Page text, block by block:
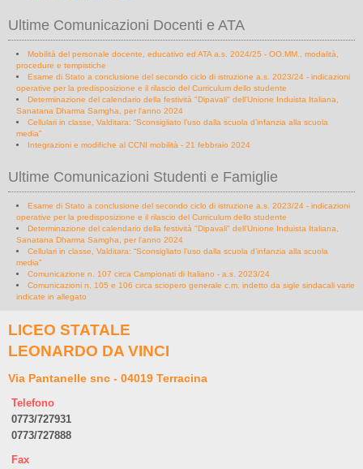
Ultime Comunicazioni Docenti e ATA
Mobilità del personale docente, educativo ed ATA a.s. 2024/25 - OO.MM., modalità,
procedure e tempistiche
Esame di Stato a conclusione del secondo ciclo di istruzione a.s. 2023/24 - indicazioni
operative per la predisposizione e il rilascio del Curriculum dello studente
Determinazione del calendario della festività "Dipavali" dell'Unione Induista Italiana,
Sanatana Dharma Samgha, per l'anno 2024
Cellulari in classe, Valditara: “Sconsigliato l’uso dalla scuola d’infanzia alla scuola
media”
Integrazioni e modifiche al CCNI mobilità - 21 febbraio 2024
Ultime Comunicazioni Studenti e Famiglie
Esame di Stato a conclusione del secondo ciclo di istruzione a.s. 2023/24 - indicazioni
operative per la predisposizione e il rilascio del Curriculum dello studente
Determinazione del calendario della festività "Dipavali" dell'Unione Induista Italiana,
Sanatana Dharma Samgha, per l'anno 2024
Cellulari in classe, Valditara: “Sconsigliato l’uso dalla scuola d’infanzia alla scuola
media”
Comunicazione n. 107 circa Campionati di Italiano - a.s. 2023/24
Comunicazioni n. 105 e 106 circa sciopero generale c.m. indetto da sigle sindacali varie
indicate in allegato
LICEO STATALE
LEONARDO DA VINCI
Via Pantanelle snc - 04019 Terracina
Telefono
0773/727931
0773/727888
Fax